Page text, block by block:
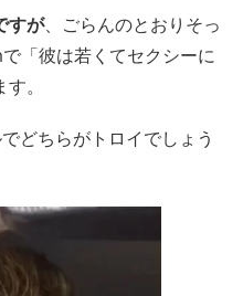
すが、ごらんのとおりそっ
「彼は若くてセクシーに
。
どちらがトロイでしょう